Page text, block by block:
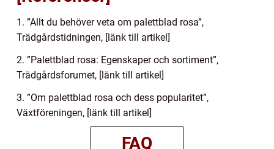
1. ”Allt du behöver veta om palettblad rosa”,
Trädgårdstidningen, [länk till artikel]
2. ”Palettblad rosa: Egenskaper och sortiment”,
Trädgårdsforumet, [länk till artikel]
3. ”Om palettblad rosa och dess popularitet”,
Växtföreningen, [länk till artikel]
FAQ